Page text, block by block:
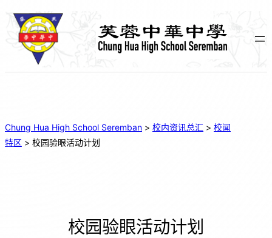
Chung Hua High School Seremban > 校内资讯总汇 > 校闻
特区 > 校园验眼活动计划
校园验眼活动计划